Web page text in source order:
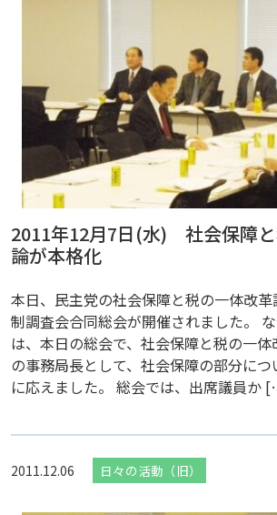
2011年12月7日(水) 社会保障
論が本格化
本日、民主党の社会保障と税の一体改
制調査会合同総会が開催されました。
は、本日の総会で、社会保障と税の一
の事務局長として、社会保障の部分に
に応えました。 総会では、出席議員か
2011.12.06 日々の活動（旧）